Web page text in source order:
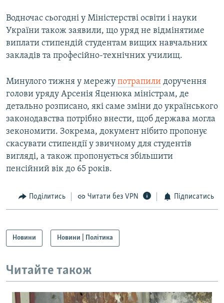
Водночас сьогодні у Міністерстві освіти і науки
України також заявили, що уряд не відмінятиме
виплати стипендій студентам вищих навчальних
закладів та професійно-технічних училищ.
Минулого тижня у мережу потрапили доручення
голови уряду Арсенія Яценюка міністрам, де
детально розписано, які саме зміни до українського
законодавства потрібно внести, щоб держава могла
зекономити. Зокрема, документ нібито пропонує
скасувати стипендії у звичному для студентів
вигляді, а також пропонується збільшити
пенсійний вік до 65 років.
Поділитись Читати без VPN Підписатись
Новини Новини | Політика
Читайте також